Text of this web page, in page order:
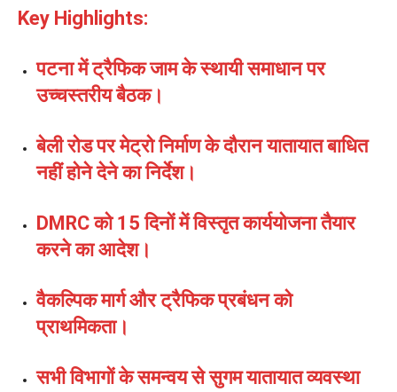
Key Highlights:
पटना में ट्रैफिक जाम के स्थायी समाधान पर
उच्चस्तरीय बैठक।
बेली रोड पर मेट्रो निर्माण के दौरान यातायात बाधित
नहीं होने देने का निर्देश।
DMRC को 15 दिनों में विस्तृत कार्ययोजना तैयार
करने का आदेश।
वैकल्पिक मार्ग और ट्रैफिक प्रबंधन को
प्राथमिकता।
सभी विभागों के समन्वय से सुगम यातायात व्यवस्था